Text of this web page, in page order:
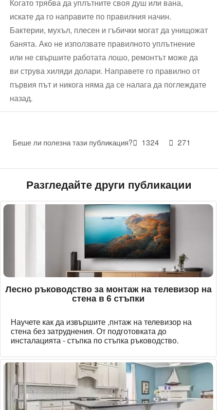
Когато трябва да уплътните своя душ или вана,
искате да го направите по правилния начин.
Бактерии, мухъл, плесен и гъбички могат да унищожат
банята. Ако не използвате правилното уплътнение
или не свършите работата лошо, ремонтът може да
ви струва хиляди долари. Направете го правилно от
първия път и никога няма да се налага да поглеждате
назад.
Беше ли полезна тази публикация? 1324 271
Разгледайте други публикации
Лесно ръководство за монтаж на телевизор на
стена в 6 стъпки
Научете как да извършите ,пнтаж на телевизор на
стена без затруднения. От подготовката до
инсталацията - стъпка по стъпка ръководство.